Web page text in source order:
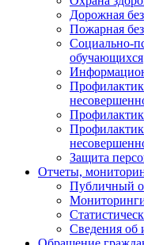
Дорожная
Пожарная
Социально-
обучающихся
Защита
Отчеты,
Публичный
Сведения об